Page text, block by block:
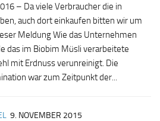
– Da viele Verbraucher die in
auch dort einkaufen bitten wir um
Meldung Wie das Unternehmen
das im Biobim Müsli verarbeitete
mit Erdnuss verunreinigt. Die
war zum Zeitpunkt der...
9. NOVEMBER 2015